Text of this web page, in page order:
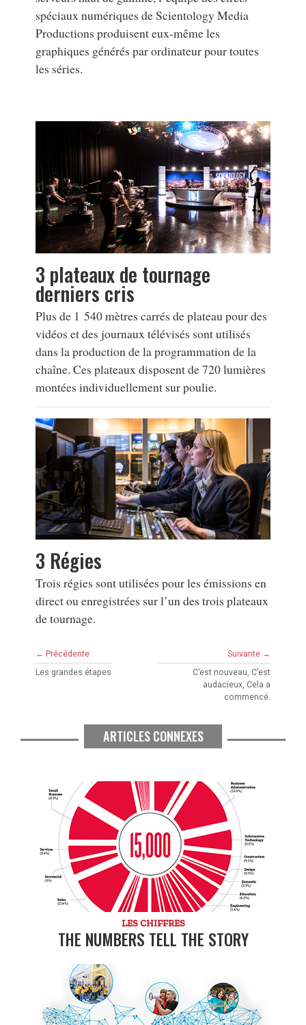
spéciaux numériques de Scientology Media
Productions produisent eux-même les
graphiques générés par ordinateur pour toutes
les séries.
3 plateaux de tournage
derniers cris
Plus de 1 540 mètres carrés de plateau pour des
vidéos et des journaux télévisés sont utilisés
dans la production de la programmation de la
chaîne. Ces plateaux disposent de 720 lumières
montées individuellement sur poulie.
3 Régies
Trois régies sont utilisées pour les émissions en
direct ou enregistrées sur l’un des trois plateaux
de tournage.
← Précédente
Les grandes étapes
Suivante →
C’est nouveau, C’est
audacieux, Cela a
commencé.
ARTICLES CONNEXES
LES CHIFFRES
THE NUMBERS TELL THE STORY